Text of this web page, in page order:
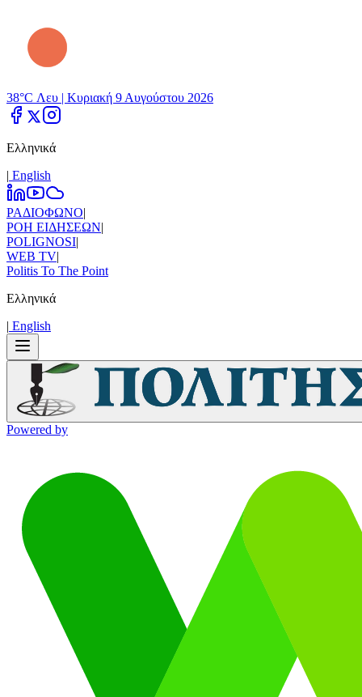
38°C Λευ | Κυριακή 9 Αυγούστου 2026
Ελληνικά
| Εnglish
ΡΑΔΙΟΦΩΝΟ|
ΡΟΗ ΕΙΔΗΣΕΩΝ|
POLIGNOSI|
WEB TV|
Politis To The Point
Ελληνικά
| Εnglish
Powered by